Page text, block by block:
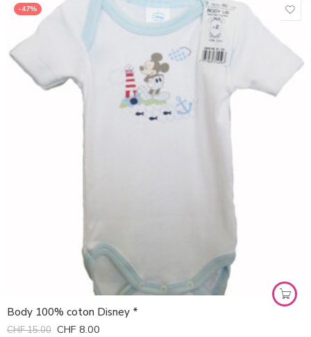
-47%
Body 100% coton Disney *
CHF15.00 CHF 8.00